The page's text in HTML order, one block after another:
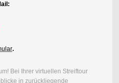
.
Bei Ihrer virtuellen Streiftour
in zurückliegende